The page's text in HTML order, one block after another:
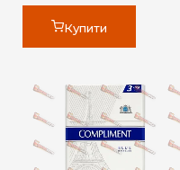
Купити